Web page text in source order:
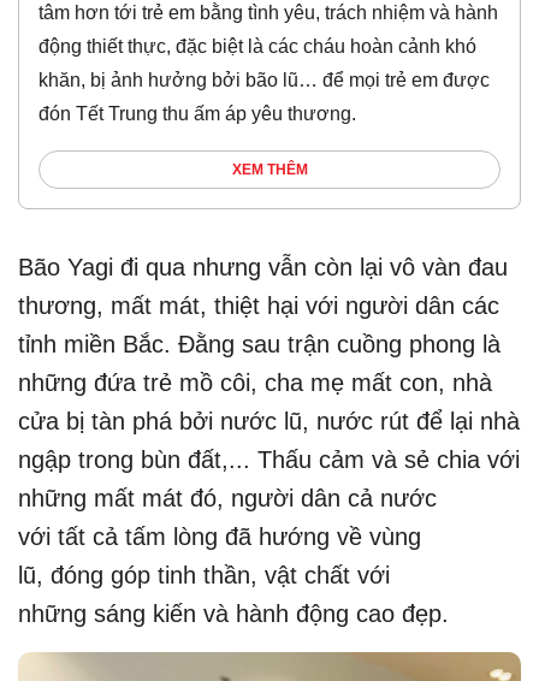
tâm hơn tới trẻ em bằng tình yêu, trách nhiệm và hành
động thiết thực, đặc biệt là các cháu hoàn cảnh khó
khăn, bị ảnh hưởng bởi bão lũ… để mọi trẻ em được
đón Tết Trung thu ấm áp yêu thương.
XEM THÊM
Bão Yagi đi qua nhưng vẫn còn lại vô vàn đau
thương, mất mát, thiệt hại với người dân các
tỉnh miền Bắc. Đằng sau trận cuồng phong là
những đứa trẻ mồ côi, cha mẹ mất con, nhà
cửa bị tàn phá bởi nước lũ, nước rút để lại nhà
ngập trong bùn đất,... Thấu cảm và sẻ chia với
những mất mát đó, người dân cả nước
với tất cả tấm lòng đã hướng về vùng
lũ, đóng góp tinh thần, vật chất với
những sáng kiến và hành động cao đẹp.